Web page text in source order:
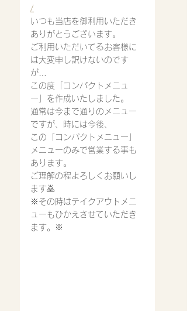
/
いつも当店を御利用いただき
ありがとうございます。
ご利用いただいてるお客様に
は大変申し訳けないのです
が…
この度「コンパクトメニュ
ー」を作成いたしました。
通常は今まで通りのメニュー
ですが、時には今後、
この「コンパクトメニュー」
メニューのみで営業する事も
あります。
ご理解の程よろしくお願いし
ます🙇
※その時はテイクアウトメニ
ューもひかえさせていただき
ます。※